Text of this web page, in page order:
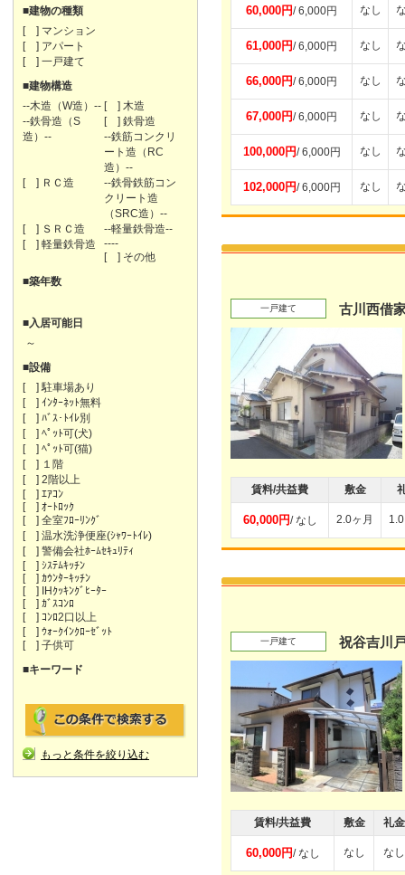
■建物の種類
[ ] マンション
[ ] アパート
[ ] 一戸建て
■建物構造
--木造（W造）-- [ ] 木造
--鉄骨造（S
造）--
[ ] 鉄骨造
--鉄筋コンクリ
ート造（RC
造）--
[ ] ＲＣ造
--鉄骨鉄筋コン
クリート造
（SRC造）--
[ ] ＳＲＣ造
--軽量鉄骨造--
[ ] 軽量鉄骨造
----
[ ] その他
■築年数
■入居可能日
～
■設備
[ ] 駐車場あり
[ ] ｲﾝﾀｰﾈｯﾄ無料
[ ] ﾊﾞｽ･ﾄｲﾚ別
[ ] ﾍﾟｯﾄ可(犬)
[ ] ﾍﾟｯﾄ可(猫)
[ ] １階
[ ] 2階以上
[ ] ｴｱｺﾝ
[ ] ｵｰﾄﾛｯｸ
[ ] 全室ﾌﾛｰﾘﾝｸﾞ
[ ] 温水洗浄便座(ｼｬﾜｰﾄｲﾚ)
[ ] 警備会社ﾎｰﾑｾｷｭﾘﾃｨ
[ ] ｼｽﾃﾑｷｯﾁﾝ
[ ] ｶｳﾝﾀｰｷｯﾁﾝ
[ ] IHｸｯｷﾝｸﾞﾋｰﾀｰ
[ ] ｶﾞｽｺﾝﾛ
[ ] ｺﾝﾛ2口以上
[ ] ｳｫｰｸｲﾝｸﾛｰｾﾞｯﾄ
[ ] 子供可
■キーワード
もっと条件を絞り込む
60,000円/ 6,000円 なし
61,000円/ 6,000円 なし
66,000円/ 6,000円 なし
67,000円/ 6,000円 なし
100,000円/ 6,000円 なし
102,000円/ 6,000円 なし
一戸建て 古川西借
賃料/共益費 敷金
60,000円/ なし 2.0ヶ月
一戸建て 祝谷吉川
賃料/共益費 敷金 礼金
60,000円/ なし なし なし